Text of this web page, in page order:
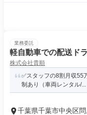
業務委託
軽自動車での配送ド
株式会社貴順
✅スタッフの8割月収55
制あり（車両レンタル/...
千葉県千葉市中央区